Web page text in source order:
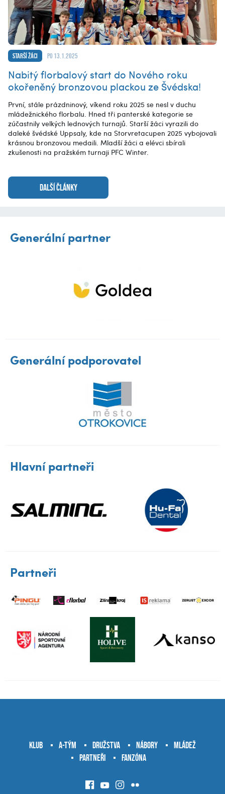
Starší žáci po 13.1.2025
Nabitý florbalový start do Nového roku
okořeněný bronzovou plackou ze Švédska!
První, stále prázdninový, víkend roku 2025 se nesl v duchu
mládežnického florbalu. Hned tři panterské kategorie se
zúčastnily velkých lednových turnajů. Starší žáci vyrazili do
daleké švédské Uppsaly, kde na Storvretacupen 2025 vybojovali
krásnou bronzovou medaili. Mladší žáci a elévci sbírali
zkušenosti na pražském turnaji PFC Winter.
DALŠÍ ČLÁNKY
Generální partner
Generální podporovatel
Hlavní partneři
Partneři
Klub A-tým Družstva Nábory
Mládež
Partneři
Fanzóna